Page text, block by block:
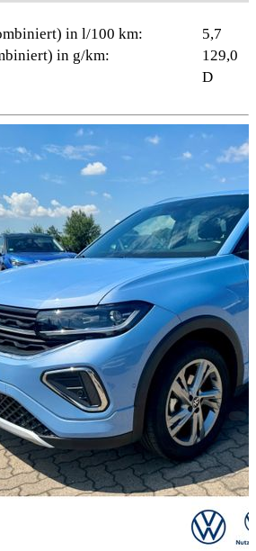
in l/100 km:
5,7
in g/km:
129,0
D